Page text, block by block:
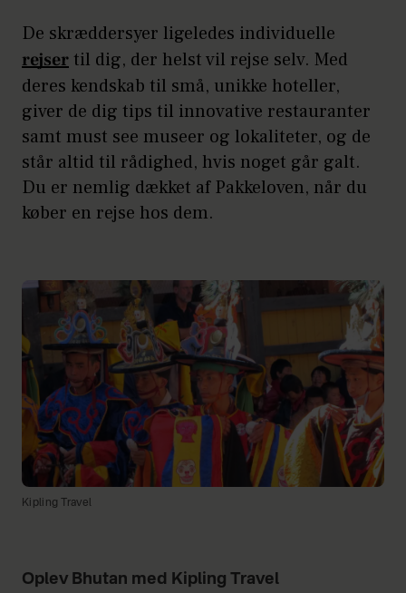
De skræddersyer ligeledes individuelle
rejser til dig, der helst vil rejse selv. Med
deres kendskab til små, unikke hoteller,
giver de dig tips til innovative restauranter
samt must see museer og lokaliteter, og de
står altid til rådighed, hvis noget går galt.
Du er nemlig dækket af Pakkeloven, når du
køber en rejse hos dem.
Kipling Travel
Oplev Bhutan med Kipling Travel